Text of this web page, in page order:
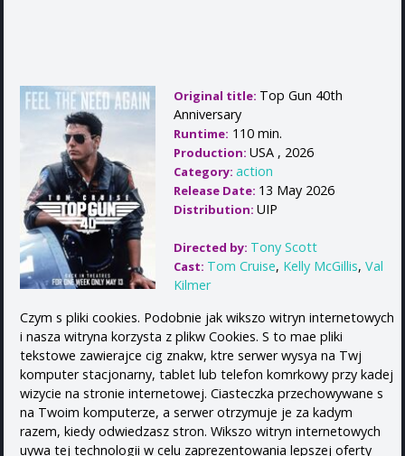
Original title: Top Gun 40th
Anniversary
Runtime: 110 min.
Production: USA , 2026
Category: action
Release Date: 13 May 2026
Distribution: UIP
Directed by: Tony Scott
Cast: Tom Cruise, Kelly McGillis, Val
Kilmer
Czym s pliki cookies. Podobnie jak wikszo witryn internetowych
i nasza witryna korzysta z plikw Cookies. S to mae pliki
tekstowe zawierajce cig znakw, ktre serwer wysya na Twj
komputer stacjonarny, tablet lub telefon komrkowy przy kadej
wizycie na stronie internetowej. Ciasteczka przechowywane s
na Twoim komputerze, a serwer otrzymuje je za kadym
razem, kiedy odwiedzasz stron. Wikszo witryn internetowych
uywa tej technologii w celu zaprezentowania lepszej oferty